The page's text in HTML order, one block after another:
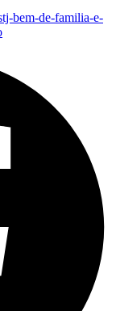
bem-de-familia-e-